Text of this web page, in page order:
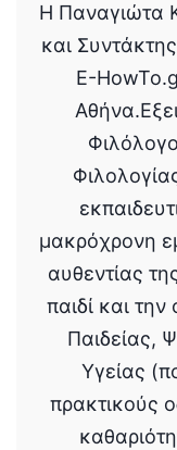
Η Παναγιώτα
και
E-
μακρόχρονη
αυθεντίας
παιδί και
Παιδείας,
Υγείας
πρακτικούς